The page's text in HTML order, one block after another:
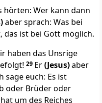
hörten: Wer kann dann
aber sprach: Was bei
das ist bei Gott möglich.
haben das Unsrige
29 Er(Jesus)aber
sage euch: Es ist
oder Brüder oder
um des Reiches